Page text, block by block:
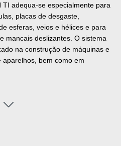
adequa-se especialmente para
placas de desgaste,
esferas, veios e hélices e para
mancais deslizantes. O sistema
na construção de máquinas e
aparelhos, bem como em